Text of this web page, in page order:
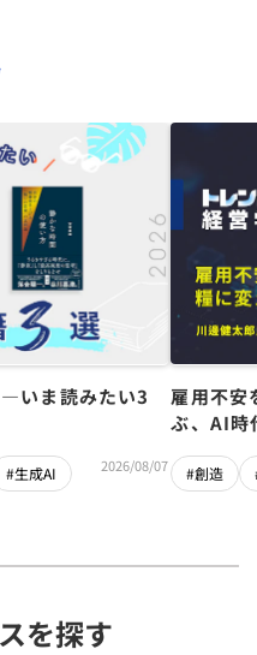
いま読みたい3
#生成AI 2026/08/07
雇用不
ぶ、AI時
#創造
を探す